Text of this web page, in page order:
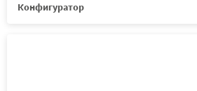
Конфигуратор